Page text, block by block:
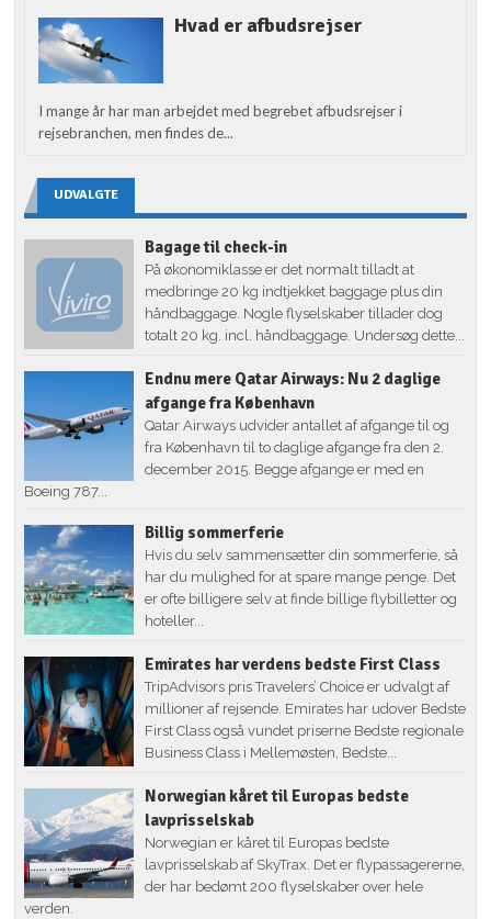
Hvad er afbudsrejser
I mange år har man arbejdet med begrebet afbudsrejser i
rejsebranchen, men findes de...
UDVALGTE
Bagage til check-in
På økonomiklasse er det normalt tilladt at
medbringe 20 kg indtjekket baggage plus din
håndbaggage. Nogle flyselskaber tillader dog
totalt 20 kg. incl. håndbaggage. Undersøg dette...
Endnu mere Qatar Airways: Nu 2 daglige
afgange fra København
Qatar Airways udvider antallet af afgange til og
fra København til to daglige afgange fra den 2.
december 2015. Begge afgange er med en
Boeing 787...
Billig sommerferie
Hvis du selv sammensætter din sommerferie, så
har du mulighed for at spare mange penge. Det
er ofte billigere selv at finde billige flybilletter og
hoteller...
Emirates har verdens bedste First Class
TripAdvisors pris Travelers’ Choice er udvalgt af
millioner af rejsende. Emirates har udover Bedste
First Class også vundet priserne Bedste regionale
Business Class i Mellemøsten, Bedste...
Norwegian kåret til Europas bedste
lavprisselskab
Norwegian er kåret til Europas bedste
lavprisselskab af SkyTrax. Det er flypassagererne,
der har bedømt 200 flyselskaber over hele
verden.